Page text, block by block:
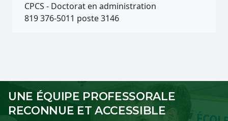
CPCS - Doctorat en administration
819 376-5011 poste 3146
UNE ÉQUIPE PROFESSORALE
RECONNUE ET ACCESSIBLE